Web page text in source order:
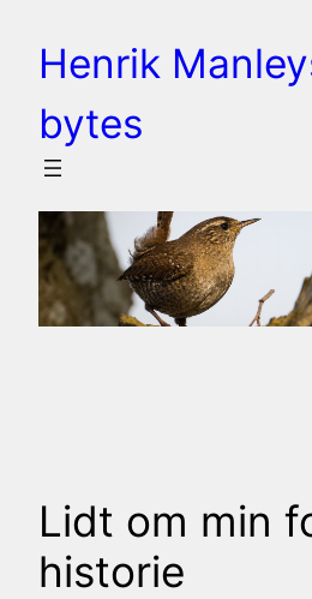
Henrik
bytes
Lidt om min
historie